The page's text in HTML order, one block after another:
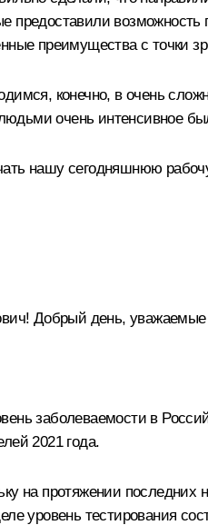
предоставили
преимущества с точки
конечно, в очень
очень интенсивное
нашу сегодняшнюю
Добрый день, уважаемые
заболеваемости в
2021 года.
на протяжении последних
уровень тестирования